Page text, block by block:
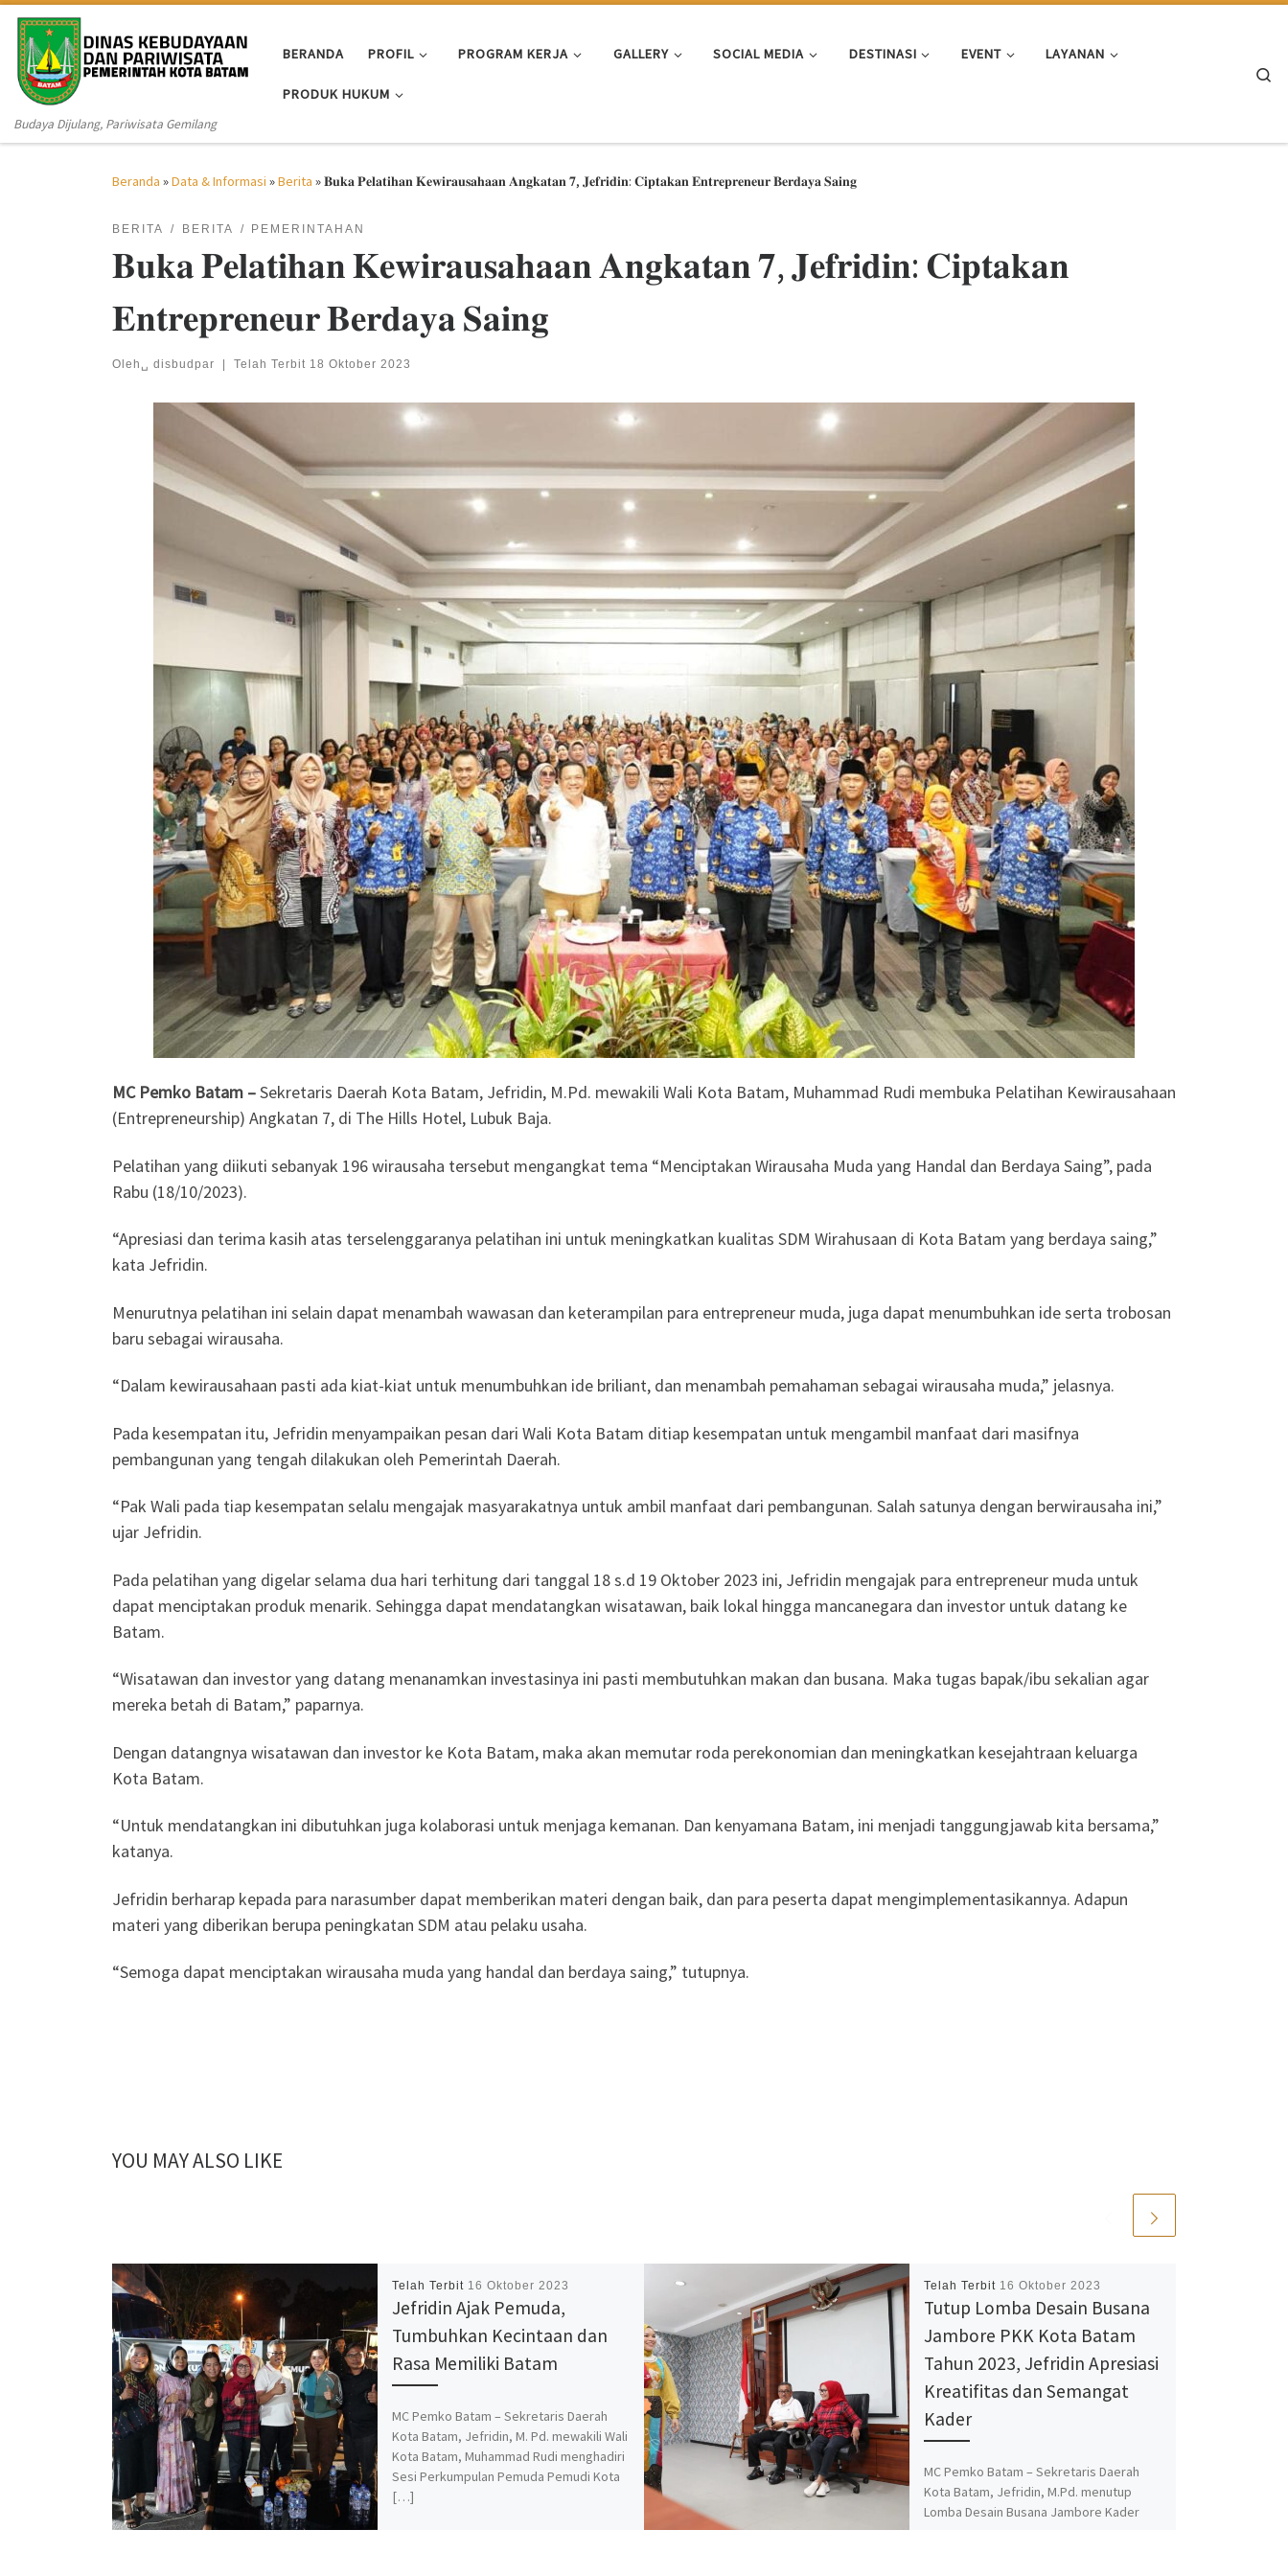
Skip to content
Budaya Dijulang, Pariwisata Gemilang
BERANDA PROFIL PROGRAM KERJA GALLERY SOCIAL MEDIA DESTINASI EVENT LAYANAN
PRODUK HUKUM
Beranda »Data & Informasi »Berita »𝐁𝐮𝐤𝐚 𝐏𝐞𝐥𝐚𝐭𝐢𝐡𝐚𝐧 𝐊𝐞𝐰𝐢𝐫𝐚𝐮𝐬𝐚𝐡𝐚𝐚𝐧 𝐀𝐧𝐠𝐤𝐚𝐭𝐚𝐧 𝟕, 𝐉𝐞𝐟𝐫𝐢𝐝𝐢𝐧: 𝐂𝐢𝐩𝐭𝐚𝐤𝐚𝐧 𝐄𝐧𝐭𝐫𝐞𝐩𝐫𝐞𝐧𝐞𝐮𝐫 𝐁𝐞𝐫𝐝𝐚𝐲𝐚 𝐒𝐚𝐢𝐧𝐠
BERITA BERITA PEMERINTAHAN
𝐁𝐮𝐤𝐚 𝐏𝐞𝐥𝐚𝐭𝐢𝐡𝐚𝐧 𝐊𝐞𝐰𝐢𝐫𝐚𝐮𝐬𝐚𝐡𝐚𝐚𝐧 𝐀𝐧𝐠𝐤𝐚𝐭𝐚𝐧 𝟕, 𝐉𝐞𝐟𝐫𝐢𝐝𝐢𝐧: 𝐂𝐢𝐩𝐭𝐚𝐤𝐚𝐧
𝐄𝐧𝐭𝐫𝐞𝐩𝐫𝐞𝐧𝐞𝐮𝐫 𝐁𝐞𝐫𝐝𝐚𝐲𝐚 𝐒𝐚𝐢𝐧𝐠
Oleh␣ disbudpar Telah Terbit 18 Oktober 2023
MC Pemko Batam –Sekretaris Daerah Kota Batam, Jefridin, M.Pd. mewakili Wali Kota Batam, Muhammad Rudi membuka Pelatihan Kewirausahaan
(Entrepreneurship) Angkatan 7, di The Hills Hotel, Lubuk Baja.
Pelatihan yang diikuti sebanyak 196 wirausaha tersebut mengangkat tema “Menciptakan Wirausaha Muda yang Handal dan Berdaya Saing”, pada
Rabu (18/10/2023).
“Apresiasi dan terima kasih atas terselenggaranya pelatihan ini untuk meningkatkan kualitas SDM Wirahusaan di Kota Batam yang berdaya saing,”
kata Jefridin.
Menurutnya pelatihan ini selain dapat menambah wawasan dan keterampilan para entrepreneur muda, juga dapat menumbuhkan ide serta trobosan
baru sebagai wirausaha.
“Dalam kewirausahaan pasti ada kiat-kiat untuk menumbuhkan ide briliant, dan menambah pemahaman sebagai wirausaha muda,” jelasnya.
Pada kesempatan itu, Jefridin menyampaikan pesan dari Wali Kota Batam ditiap kesempatan untuk mengambil manfaat dari masifnya
pembangunan yang tengah dilakukan oleh Pemerintah Daerah.
“Pak Wali pada tiap kesempatan selalu mengajak masyarakatnya untuk ambil manfaat dari pembangunan. Salah satunya dengan berwirausaha ini,”
ujar Jefridin.
Pada pelatihan yang digelar selama dua hari terhitung dari tanggal 18 s.d 19 Oktober 2023 ini, Jefridin mengajak para entrepreneur muda untuk
dapat menciptakan produk menarik. Sehingga dapat mendatangkan wisatawan, baik lokal hingga mancanegara dan investor untuk datang ke
Batam.
“Wisatawan dan investor yang datang menanamkan investasinya ini pasti membutuhkan makan dan busana. Maka tugas bapak/ibu sekalian agar
mereka betah di Batam,” paparnya.
Dengan datangnya wisatawan dan investor ke Kota Batam, maka akan memutar roda perekonomian dan meningkatkan kesejahtraan keluarga
Kota Batam.
“Untuk mendatangkan ini dibutuhkan juga kolaborasi untuk menjaga kemanan. Dan kenyamana Batam, ini menjadi tanggungjawab kita bersama,”
katanya.
Jefridin berharap kepada para narasumber dapat memberikan materi dengan baik, dan para peserta dapat mengimplementasikannya. Adapun
materi yang diberikan berupa peningkatan SDM atau pelaku usaha.
“Semoga dapat menciptakan wirausaha muda yang handal dan berdaya saing,” tutupnya.
YOU MAY ALSO LIKE
Telah Terbit 16 Oktober 2023
Jefridin Ajak Pemuda,
Tumbuhkan Kecintaan dan
Rasa Memiliki Batam
MC Pemko Batam – Sekretaris Daerah
Kota Batam, Jefridin, M. Pd. mewakili Wali
Kota Batam, Muhammad Rudi menghadiri
Sesi Perkumpulan Pemuda Pemudi Kota
[…]
Telah Terbit 16 Oktober 2023
Tutup Lomba Desain Busana
Jambore PKK Kota Batam
Tahun 2023, Jefridin Apresiasi
Kreatifitas dan Semangat
Kader
MC Pemko Batam – Sekretaris Daerah
Kota Batam, Jefridin, M.Pd. menutup
Lomba Desain Busana Jambore Kader